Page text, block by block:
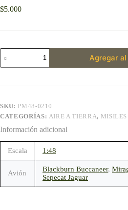
$5.000
Agregar
SKU: PM48-0210
CATEGORÍAS: AIRE A TIERRA, MISILES
Información adicional
Escala 1:48
Avión Blackburn Buccaneer,
Sepecat Jaguar